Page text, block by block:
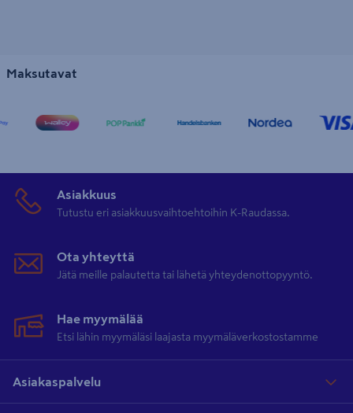
Maksutavat
Asiakkuus
Tutustu eri asiakkuusvaihtoehtoihin K-Raudassa.
Ota yhteyttä
Jätä meille palautetta tai lähetä yhteydenottopyyntö.
Hae myymälää
Etsi lähin myymäläsi laajasta myymäläverkostostamme
Asiakaspalvelu